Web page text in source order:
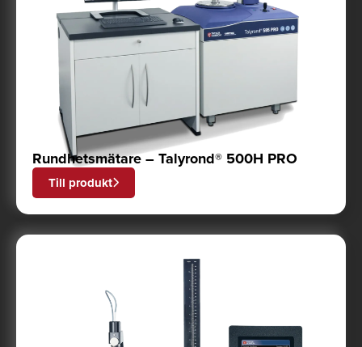
Rundhetsmätare – Talyrond® 500H PRO
Till produkt